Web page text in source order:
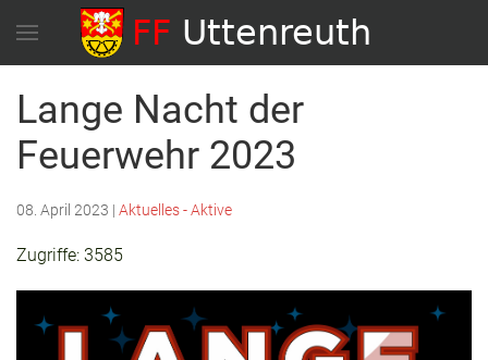
Lange Nacht der
Feuerwehr 2023
08. April 2023 | Aktuelles - Aktive
Zugriffe: 3585